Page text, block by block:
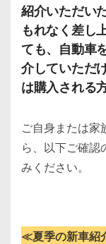
紹介いただい
もれなく差し
ても、自動車
介していただ
は購入される
ご自身または家
ら、以下ご確認
みください。
≪夏季の新車紹